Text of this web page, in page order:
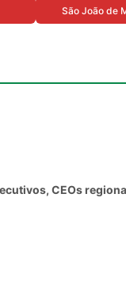
São João de
CEOs